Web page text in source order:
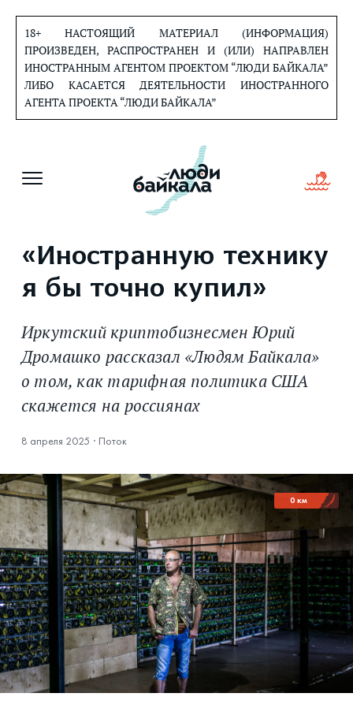
содержанию
18+ НАСТОЯЩИЙ МАТЕРИАЛ (ИНФОРМАЦИЯ)
ПРОИЗВЕДЕН, РАСПРОСТРАНЕН И (ИЛИ) НАПРАВЛЕН
ИНОСТРАННЫМ АГЕНТОМ ПРОЕКТОМ “ЛЮДИ БАЙКАЛА”
ЛИБО КАСАЕТСЯ ДЕЯТЕЛЬНОСТИ ИНОСТРАННОГО
АГЕНТА ПРОЕКТА “ЛЮДИ БАЙКАЛА”
«Иностранную технику
я бы точно купил»
Иркутский криптобизнесмен Юрий
Дромашко рассказал «Людям Байкала»
о том, как тарифная политика США
скажется на россиянах
8 апреля 2025 · Поток
0 км